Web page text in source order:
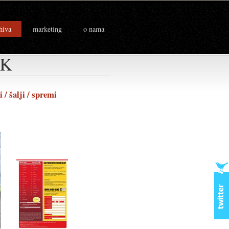
marketing o nama